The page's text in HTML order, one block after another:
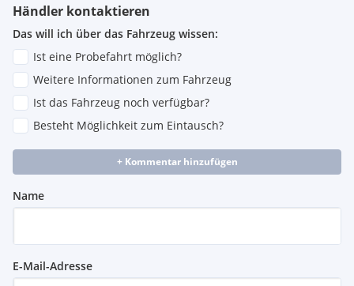
Händler kontaktieren
Das will ich über das Fahrzeug wissen:
Ist eine Probefahrt möglich?
Weitere Informationen zum Fahrzeug
Ist das Fahrzeug noch verfügbar?
Besteht Möglichkeit zum Eintausch?
+ Kommentar hinzufügen
Name
E-Mail-Adresse